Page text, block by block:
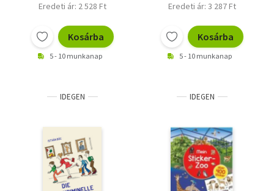
Eredeti ár: 2 528 Ft
Kosárba
5 - 10 munkanap
Eredeti ár: 3 287 Ft
Kosárba
5 - 10 munkanap
IDEGEN IDEGEN